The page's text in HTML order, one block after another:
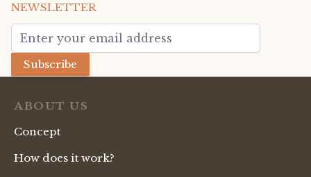
NEWSLETTER
Email Address
Subscribe
ABOUT US
Concept
How does it work?